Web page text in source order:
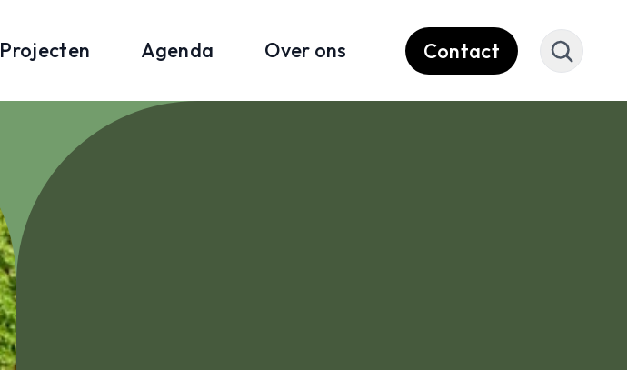
Projecten Agenda Over ons Contact